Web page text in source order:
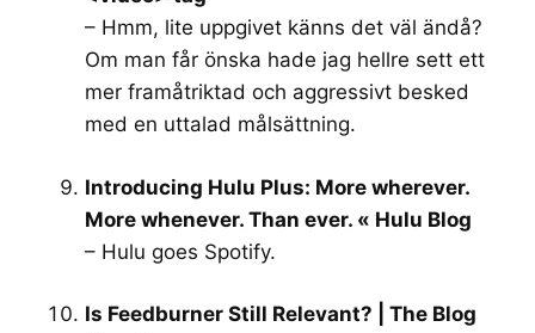
– Hmm, lite uppgivet känns det väl ändå?
Om man får önska hade jag hellre sett ett
mer framåtriktad och aggressivt besked
med en uttalad målsättning.
Introducing Hulu Plus: More wherever.
More whenever. Than ever. « Hulu Blog
– Hulu goes Spotify.
Is Feedburner Still Relevant? | The Blog